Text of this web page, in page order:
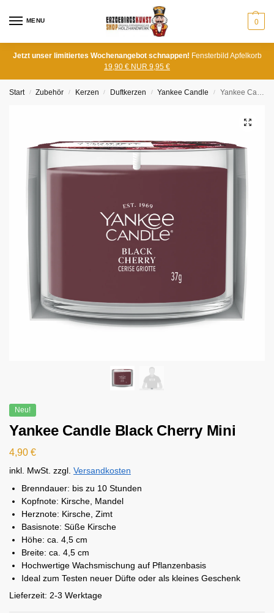
MENU 0
Jetzt unser limitiertes Wochenangebot schnappen! Fensterbild Apfelkorb
19,90 € NUR 9,95 €
Start / Zubehör / Kerzen / Duftkerzen / Yankee Candle / Yankee Candle Black Cherry Mini
Neu!
Yankee Candle Black Cherry Mini
4,90 €
inkl. MwSt. zzgl. Versandkosten
Brenndauer: bis zu 10 Stunden
Kopfnote: Kirsche, Mandel
Herznote: Kirsche, Zimt
Basisnote: Süße Kirsche
Höhe: ca. 4,5 cm
Breite: ca. 4,5 cm
Hochwertige Wachsmischung auf Pflanzenbasis
Ideal zum Testen neuer Düfte oder als kleines Geschenk
Lieferzeit: 2-3 Werktage